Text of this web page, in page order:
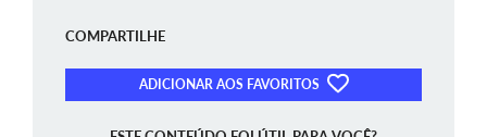
COMPARTILHE
ADICIONAR AOS FAVORITOS